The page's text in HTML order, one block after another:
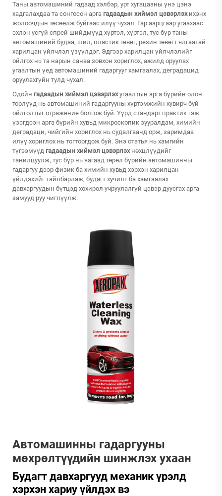
Таны автомашиний гадаад хэлбэр, урт хугацааны үнэ цэнэ
хадгалахдаа та сонгосон арга гадаадын хиймэл цэвэрлэх ихэнх
жолоочдын төсөөлж буйгаас илүү чухал. Гар аарцгаар угаахаас
эхлэн усгүй спрей шийдмүүд хүртэл, хүртэл, тус бүр таны
автомашиний будаа, шил, пластик төвөг, резин төвөгт ялгаатай
харилцан үйлчлэл үзүүлдэг. Эдгээр харилцан үйлчлэлийг
ойлгох нь та нарын санаа зовхон хориглох, ажилд оруулах
угаалтын үед автомашиний гадаргууг хамгаалах, деградацид
оруулахгүйн тулд чухал.
Одойн гадаадын хиймэл цэвэрлэхугаалтын арга бүрийн олон
төрлүүд нь автомашиний гадаргууны хүртэмжийн хувирч буй
ойлголтыг отражение болгож буй. Үүрд стандарт практик гэж
үзэгдсэн арга бүрийн хувьд микроскопик зууралдам, химийн
деградаци, чийгийн хориглох нь судалгаанд орж, заримдаа
илүү хориглох нь тогтоогдож буй. Энэ статья нь хамгийн
түгээмүүд гадаадын хиймэл цэвэрлэх нөхцлүүдийг
танилцуулж, тус бүр нь яагаад төрөл бүрийн автомашинны
гадаргуу дээр физик ба химийн хувьд хэрхэн харилцан
үйлдэхийг тайлбарлаж, будагт хучилт ба хамгаалах
давхаргуудын бүтцэд хохирол учруулалгүй цэвэр дуусгах арга
замууд руу чиглүүлж.
Автомашинны гадаргууны
мөхрөлтүүдийн шинжлэх ухаан
Будагт давхаргууд механик үрэлд
хэрхэн хариу үйлдэх вэ